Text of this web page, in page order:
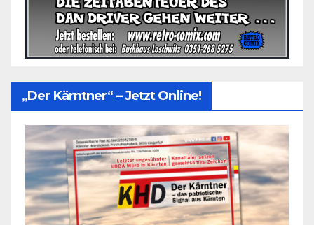
„Der Kärntner“ – Jetzt Online!